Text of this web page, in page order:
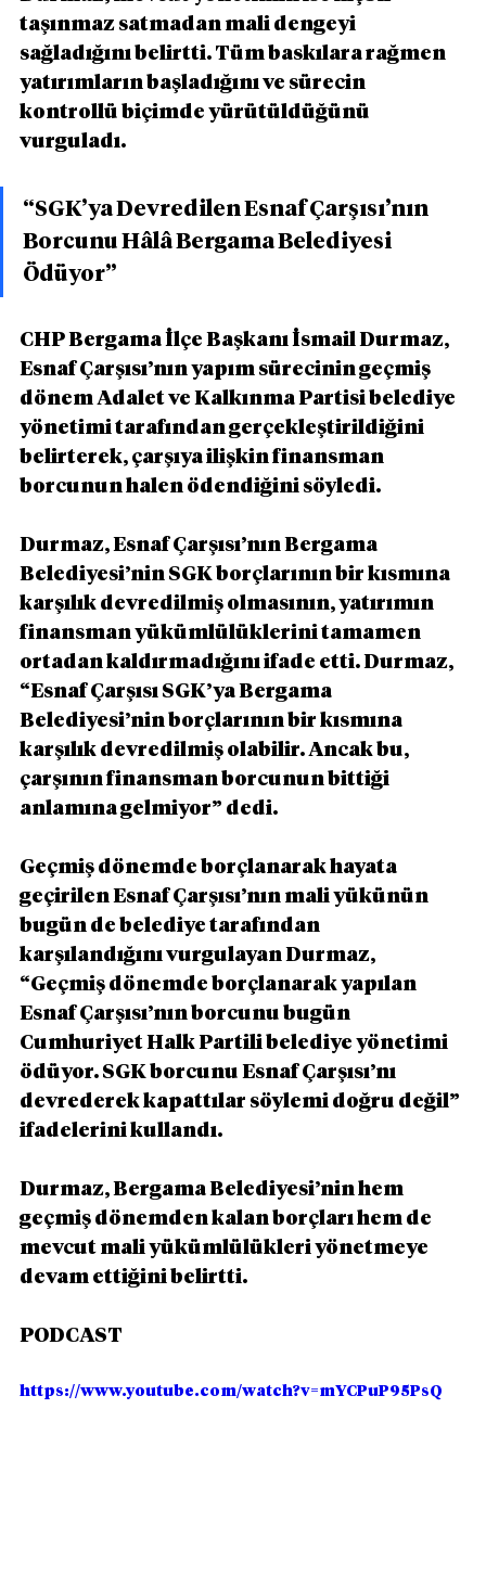
taşınmaz satmadan mali dengeyi
sağladığını belirtti. Tüm baskılara rağmen
yatırımların başladığını ve sürecin
kontrollü biçimde yürütüldüğünü
vurguladı.
“SGK’ya Devredilen Esnaf Çarşısı’nın
Borcunu Hâlâ Bergama Belediyesi
Ödüyor”
CHP Bergama İlçe Başkanı İsmail Durmaz,
Esnaf Çarşısı’nın yapım sürecinin geçmiş
dönem Adalet ve Kalkınma Partisi belediye
yönetimi tarafından gerçekleştirildiğini
belirterek, çarşıya ilişkin finansman
borcunun halen ödendiğini söyledi.
Durmaz, Esnaf Çarşısı’nın Bergama
Belediyesi’nin SGK borçlarının bir kısmına
karşılık devredilmiş olmasının, yatırımın
finansman yükümlülüklerini tamamen
ortadan kaldırmadığını ifade etti. Durmaz,
“Esnaf Çarşısı SGK’ya Bergama
Belediyesi’nin borçlarının bir kısmına
karşılık devredilmiş olabilir. Ancak bu,
çarşının finansman borcunun bittiği
anlamına gelmiyor” dedi.
Geçmiş dönemde borçlanarak hayata
geçirilen Esnaf Çarşısı’nın mali yükünün
bugün de belediye tarafından
karşılandığını vurgulayan Durmaz,
“Geçmiş dönemde borçlanarak yapılan
Esnaf Çarşısı’nın borcunu bugün
Cumhuriyet Halk Partili belediye yönetimi
ödüyor. SGK borcunu Esnaf Çarşısı’nı
devrederek kapattılar söylemi doğru değil”
ifadelerini kullandı.
Durmaz, Bergama Belediyesi’nin hem
geçmiş dönemden kalan borçları hem de
mevcut mali yükümlülükleri yönetmeye
devam ettiğini belirtti.
PODCAST
https://www.youtube.com/watch?v=mYCPuP95PsQ